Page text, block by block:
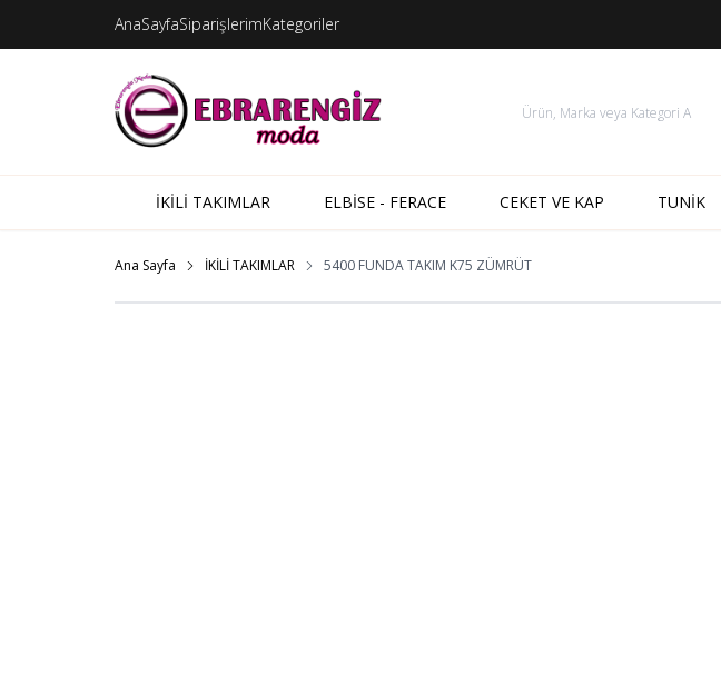
AnaSayfaSiparişlerimKategoriler
İKİLİ TAKIMLAR ELBİSE - FERACE CEKET VE KAP TUNİK
Ana Sayfa İKİLİ TAKIMLAR 5400 FUNDA TAKIM K75 ZÜMRÜT